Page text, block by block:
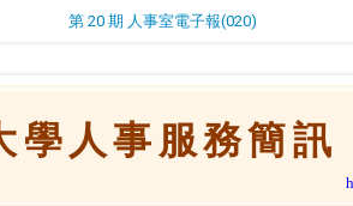
第 20 期 人事室電子報(020)